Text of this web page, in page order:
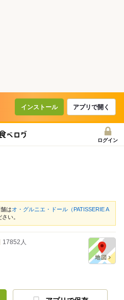
インストール アプリで開く
ログイン
はオ・グルニエ・ドール（PATISSERIE A
い。
17852 人